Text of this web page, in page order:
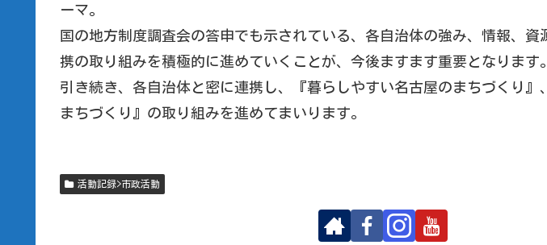
ーマ。
国の地方制度調査会の答申でも示されている、各自治体の強み、情報、資
携の取り組みを積極的に進めていくことが、今後ますます重要となります。
引き続き、各自治体と密に連携し、『暮らしやすい名古屋のまちづくり』
まちづくり』の取り組みを進めてまいります。
活動記録>市政活動